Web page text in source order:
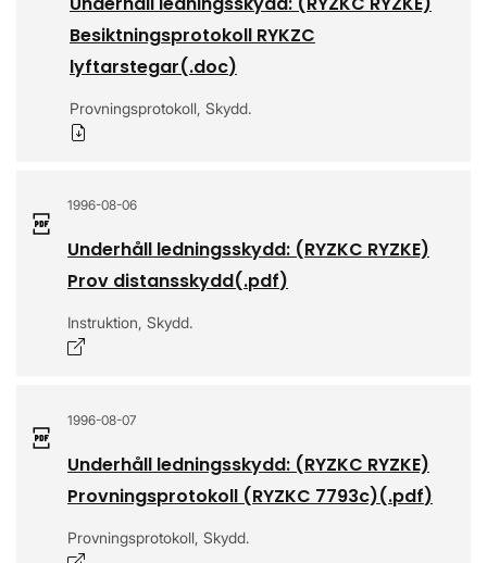
Besiktningsprotokoll RYKZC
lyftarstegar(.doc)
Provningsprotokoll, Skydd.
1996-08-06
Underhåll ledningsskydd: (RYZKC RYZKE)
Prov distansskydd(.pdf)
Instruktion, Skydd.
1996-08-07
Underhåll ledningsskydd: (RYZKC RYZKE)
Provningsprotokoll (RYZKC 7793c)(.pdf)
Provningsprotokoll, Skydd.